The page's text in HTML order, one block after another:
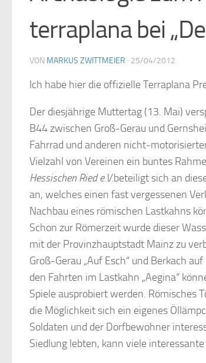
terraplana bei
VON MARKUS ZWITTMEIER · 25/04/2012
Ich habe hier die offizielle Terraplana
Der diesjährige Muttertag (13. Mai)
B44 zwischen Groß-Gerau und
Fahrrad und anderen nicht-
Vielzahl von Vereinen ein buntes
Hessischen Ried e.V.beteiligt sich an
an, welches einen fast vergessenen
Nachbau eines römischen Lastkahns
Schon zur Römerzeit wurde dieser
mit der Provinzhauptstadt Mainz zu
Groß-Gerau „Auf Esch“ und Berkach
den Fahrten im Lastkahn „Aegina“
Spiele ausprobiert werden. Römisches
die Möglichkeit sich ein eigenes
Soldaten und der Dorfbewohner
Siedlung lebten, kann viele